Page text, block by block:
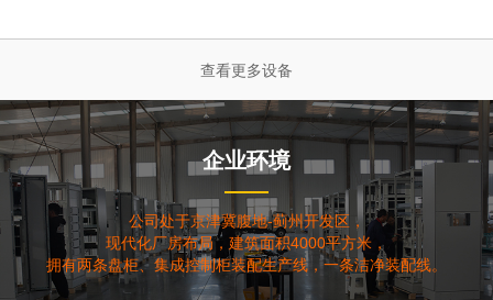
查看更多设备
企业环境
公司处于京津冀腹地-蓟州开发区，
现代化厂房布局，建筑面积4000平方米，
拥有两条盘柜、集成控制柜装配生产线，一条洁净装配线。